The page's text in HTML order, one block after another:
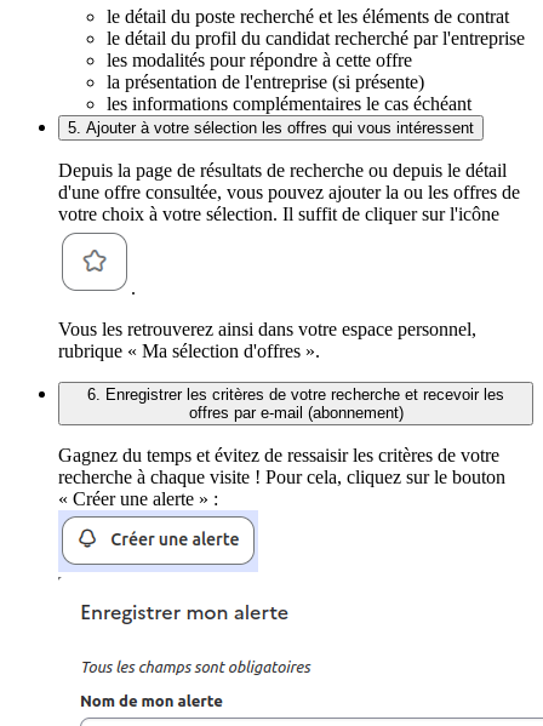
le détail du poste recherché et les éléments de contrat
le détail du profil du candidat recherché par l'entreprise
les modalités pour répondre à cette offre
la présentation de l'entreprise (si présente)
les informations complémentaires le cas échéant
5. Ajouter à votre sélection les offres qui vous intéressent
Depuis la page de résultats de recherche ou depuis le détail
d'une offre consultée, vous pouvez ajouter la ou les offres de
votre choix à votre sélection. Il suffit de cliquer sur l'icône
.
Vous les retrouverez ainsi dans votre espace personnel,
rubrique « Ma sélection d'offres ».
6. Enregistrer les critères de votre recherche et recevoir les
offres par e-mail (abonnement)
Gagnez du temps et évitez de ressaisir les critères de votre
recherche à chaque visite ! Pour cela, cliquez sur le bouton
« Créer une alerte » :